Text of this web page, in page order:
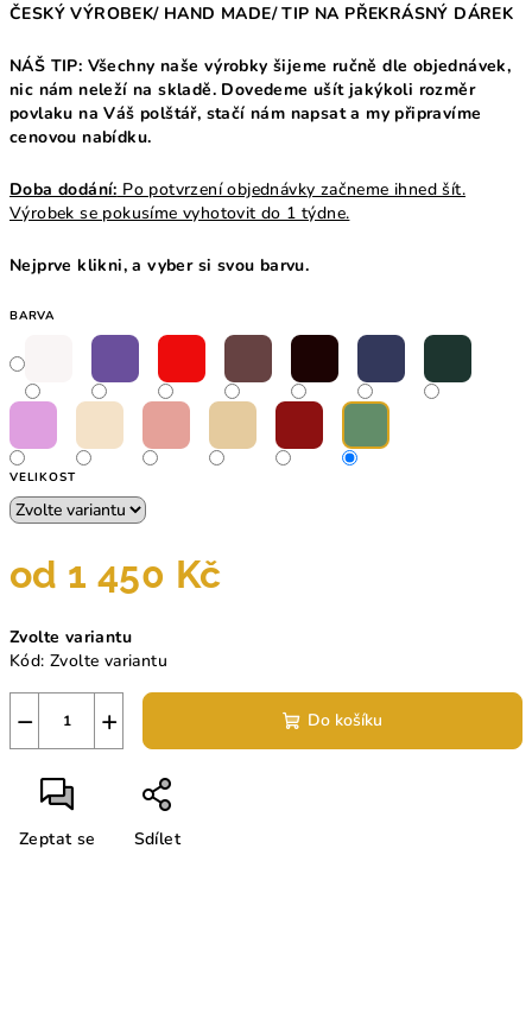
ČESKÝ VÝROBEK/ HAND MADE/ TIP NA PŘEKRÁSNÝ DÁREK
NÁŠ TIP: Všechny naše výrobky šijeme ručně dle objednávek,
nic nám neleží na skladě. Dovedeme ušít jakýkoli rozměr
povlaku na Váš polštář, stačí nám napsat a my připravíme
cenovou nabídku.
Doba dodání: Po potvrzení objednávky začneme ihned šít.
Výrobek se pokusíme vyhotovit do 1 týdne.
Nejprve klikni, a vyber si svou barvu.
BARVA
VELIKOST
od 1 450 Kč
cena:
Zvolte variantu
Kód: Zvolte variantu
+
− Do košíku
Zeptat se Sdílet